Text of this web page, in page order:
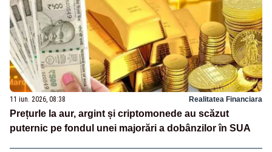
11 iun. 2026, 08:38 Realitatea Financiara
Prețurle la aur, argint și criptomonede au scăzut
puternic pe fondul unei majorări a dobânzilor în SUA